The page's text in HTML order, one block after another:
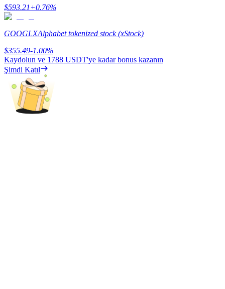
Deposit & Trade BTC to Share 25000 USDT prize pool!
Deposit CASHCAT & Win
Share 500000 CASHCAT prize pool
Exclusive for BitMart Users
$593.21+0.76%
GOOGLXAlphabet tokenized stock (xStock)
$355.49-1.00%
Kaydolun ve 1788 USDT'ye kadar bonus kazanın
Şimdi Katıl